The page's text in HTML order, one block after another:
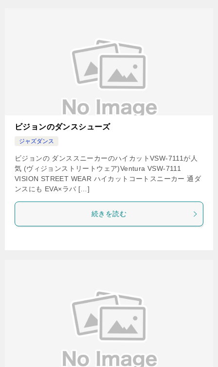
ビジョンのダンスシューズ
ジャズダンス
ビジョンの ダンススニーカーのハイカットVSW-7111が人
気 (ヴィジョンストリートウェア)Ventura VSW-7111
VISION STREET WEAR ハイカットコートスニーカー 通ダ
ンスにも EVA×ラバ […]
続きを読む